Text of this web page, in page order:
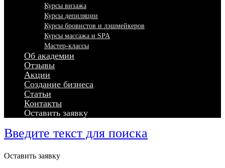
Курсы визажа
Курсы депиляции
Курсы бровистов и лэшмейкеров
Курсы массажа и SPA
Мастер-классы
Об академии
Отзывы
Акции
Создание бизнеса
Статьи
Контакты
Оставить заявку
Введите текст для поиска
Оставить заявку